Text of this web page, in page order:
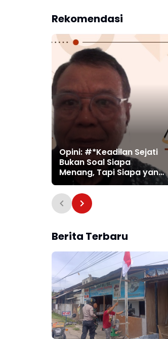
Rekomendasi
Opini: #*Keadilan Sejati
Bukan Soal Siapa
Menang, Tapi Siapa yang
Berani Sepakat*
Berita Terbaru